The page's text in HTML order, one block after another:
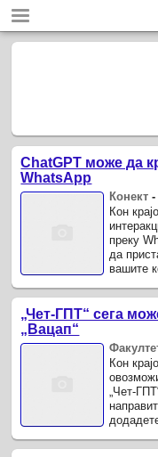
ChatGPT може да
WhatsApp
Конект -
Кон
преку
да
вашите
„Чет-ГПТ“ сега
„Вацап“
Кон
„Чет-